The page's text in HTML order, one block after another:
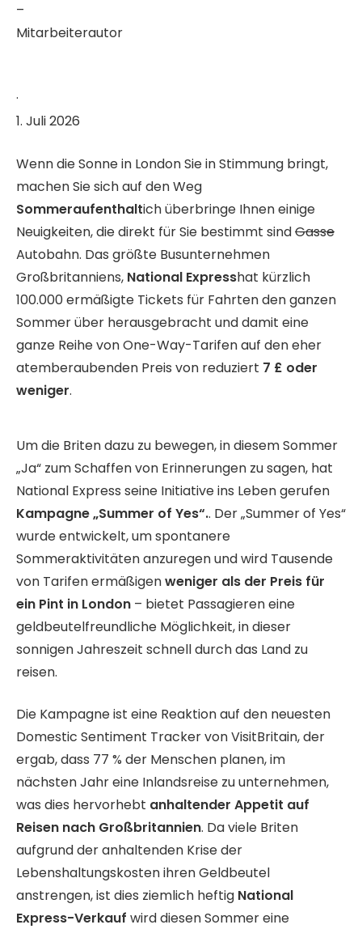
–
Mitarbeiterautor
·
1. Juli 2026
Wenn die Sonne in London Sie in Stimmung bringt,
machen Sie sich auf den Weg
Sommeraufenthaltich überbringe Ihnen einige
Neuigkeiten, die direkt für Sie bestimmt sindGasse
Autobahn. Das größte Busunternehmen
Großbritanniens, National Expresshat kürzlich
100.000 ermäßigte Tickets für Fahrten den ganzen
Sommer über herausgebracht und damit eine
ganze Reihe von One-Way-Tarifen auf den eher
atemberaubenden Preis von reduziert 7 £ oder
weniger.
Um die Briten dazu zu bewegen, in diesem Sommer
„Ja“ zum Schaffen von Erinnerungen zu sagen, hat
National Express seine Initiative ins Leben gerufen
Kampagne „Summer of Yes“.. Der „Summer of Yes“
wurde entwickelt, um spontanere
Sommeraktivitäten anzuregen und wird Tausende
von Tarifen ermäßigenweniger als der Preis für
ein Pint in London – bietet Passagieren eine
geldbeutelfreundliche Möglichkeit, in dieser
sonnigen Jahreszeit schnell durch das Land zu
reisen.
Die Kampagne ist eine Reaktion auf den neuesten
Domestic Sentiment Tracker von VisitBritain, der
ergab, dass 77 % der Menschen planen, im
nächsten Jahr eine Inlandsreise zu unternehmen,
was dies hervorhebt anhaltender Appetit auf
Reisen nach Großbritannien. Da viele Briten
aufgrund der anhaltenden Krise der
Lebenshaltungskosten ihren Geldbeutel
anstrengen, ist dies ziemlich heftig National
Express-Verkauf wird diesen Sommer eine